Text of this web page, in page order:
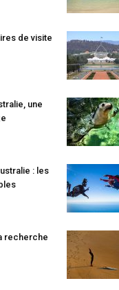
de visite
une
: les
recherche